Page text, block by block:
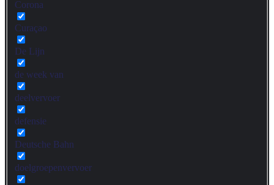
Corona
Curaçao
De Lijn
de week van
deelvervoer
defensie
Deutsche Bahn
doelgroepenvervoer